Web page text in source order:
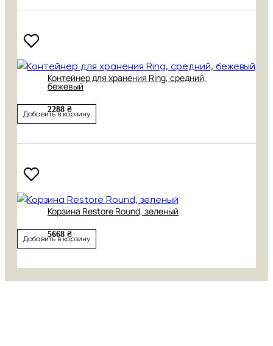
Контейнер для хранения Ring, средний,
бежевый
2288 ₴
Добавить в корзину
Корзина Restore Round, зеленый
5668 ₴
Добавить в корзину